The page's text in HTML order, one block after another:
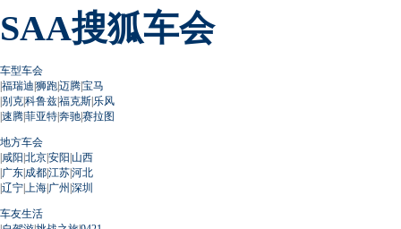
SAA搜狐车会
车型车会
|福瑞迪|狮跑|迈腾|宝马
|别克|科鲁兹|福克斯|乐风
|速腾|菲亚特|奔驰|赛拉图
地方车会
|咸阳|北京|安阳|山西
|广东|成都|江苏|河北
|辽宁| 上海|广州 |深圳
车友生活